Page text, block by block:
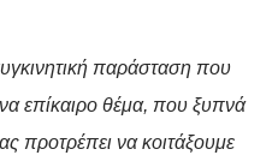
παράσταση που
επίκαιρο θέμα, που ξυπνά
προτρέπει να κοιτάξουμε